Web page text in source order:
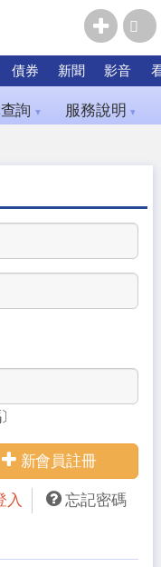
債券 新聞 影音
詢 ▼ 服務說明 ▼
新會員註冊
入 忘記密碼